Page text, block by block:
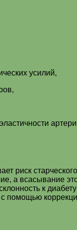
усилий,
риск
а всасывание
к
помощью